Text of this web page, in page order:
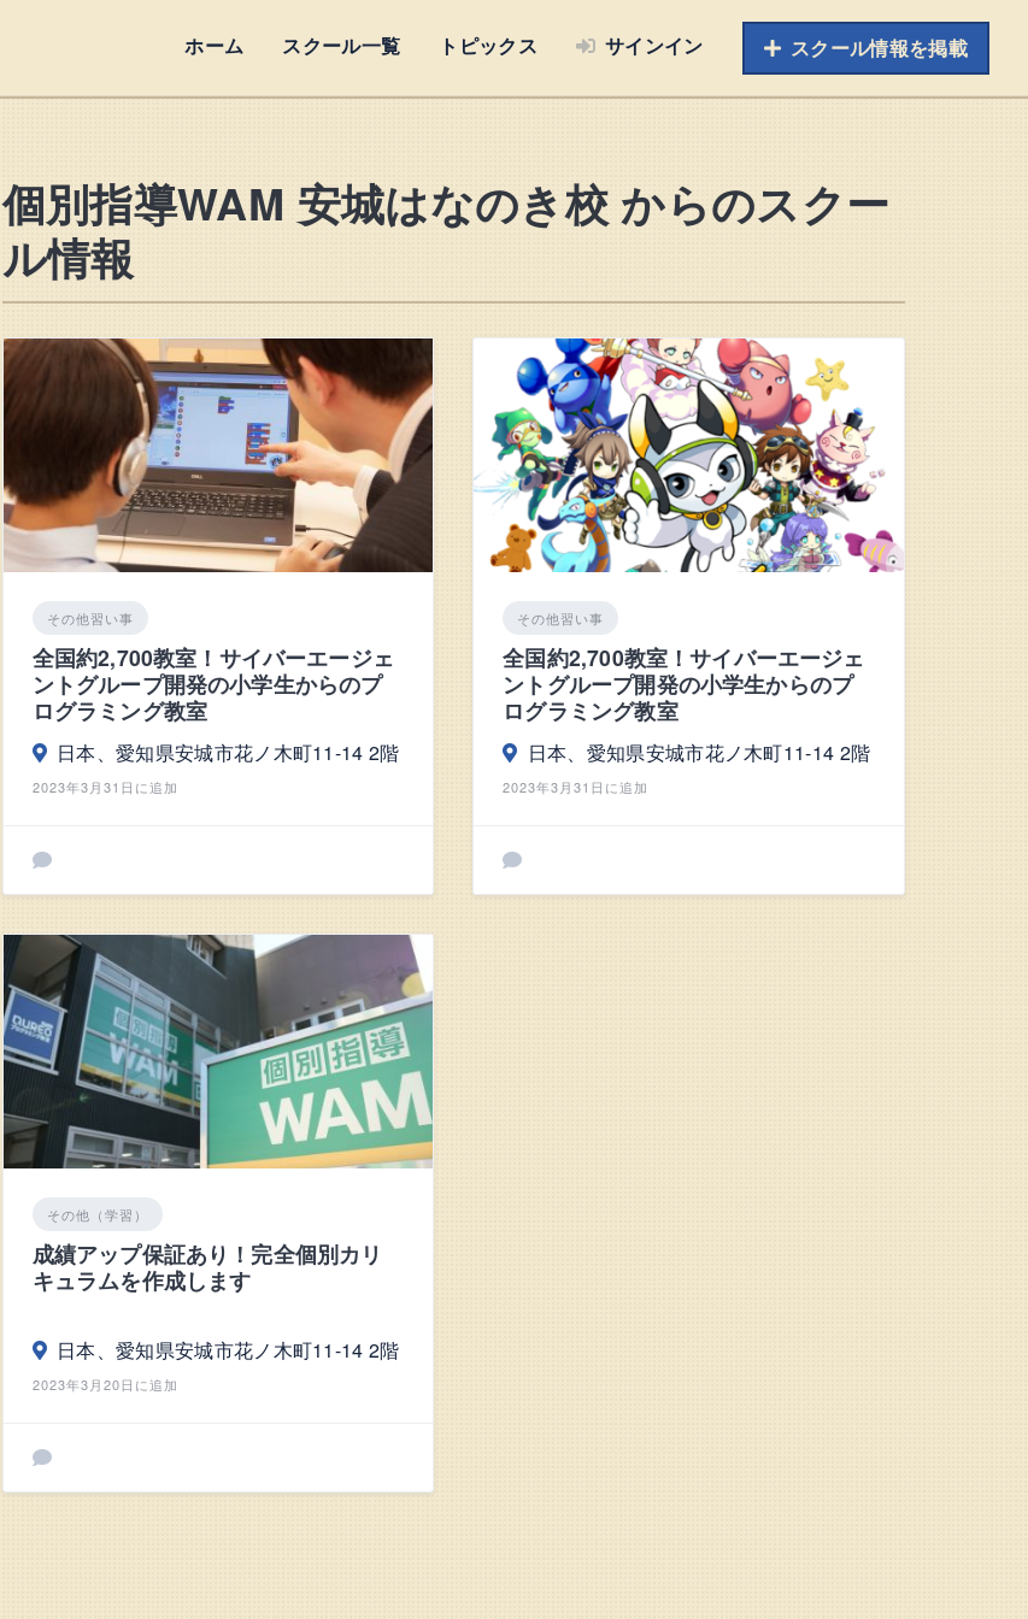
ホーム スクール一覧 トピックス サインイン スクール情報を掲載
個別指導WAM 安城はなのき校 からのスクー
ル情報
その他習い事
全国約2,700教室！サイバーエージェ
ントグループ開発の小学生からのプ
ログラミング教室
日本、愛知県安城市花ノ木町11-14 2階
2023年3月31日に追加
その他習い事
全国約2,700教室！サイバーエージェ
ントグループ開発の小学生からのプ
ログラミング教室
日本、愛知県安城市花ノ木町11-14 2階
2023年3月31日に追加
その他（学習）
成績アップ保証あり！完全個別カリ
キュラムを作成します
日本、愛知県安城市花ノ木町11-14 2階
2023年3月20日に追加